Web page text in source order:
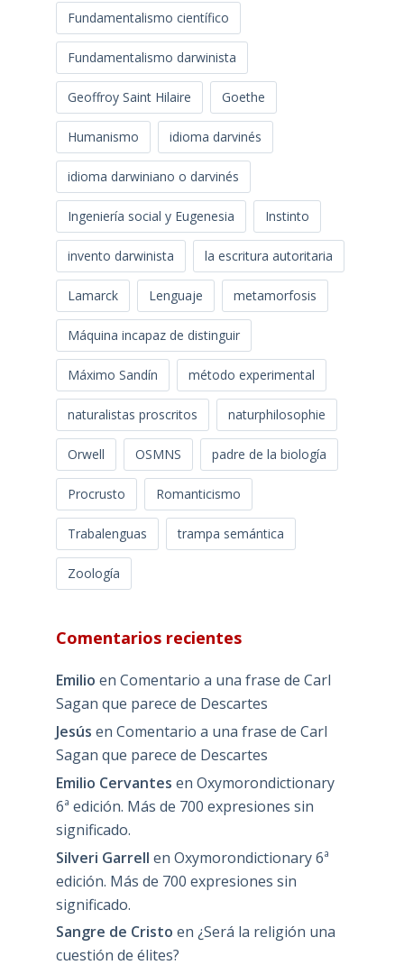
Fundamentalismo científico
Fundamentalismo darwinista
Geoffroy Saint Hilaire Goethe
Humanismo idioma darvinés
idioma darwiniano o darvinés
Ingeniería social y Eugenesia Instinto
invento darwinista la escritura autoritaria
Lamarck Lenguaje metamorfosis
Máquina incapaz de distinguir
Máximo Sandín método experimental
naturalistas proscritos naturphilosophie
Orwell OSMNS padre de la biología
Procrusto Romanticismo
Trabalenguas trampa semántica
Zoología
Comentarios recientes
Emilio en Comentario a una frase de Carl
Sagan que parece de Descartes
Jesús en Comentario a una frase de Carl
Sagan que parece de Descartes
Emilio Cervantes en Oxymorondictionary
6ª edición. Más de 700 expresiones sin
significado.
Silveri Garrell en Oxymorondictionary 6ª
edición. Más de 700 expresiones sin
significado.
Sangre de Cristo en ¿Será la religión una
cuestión de élites?